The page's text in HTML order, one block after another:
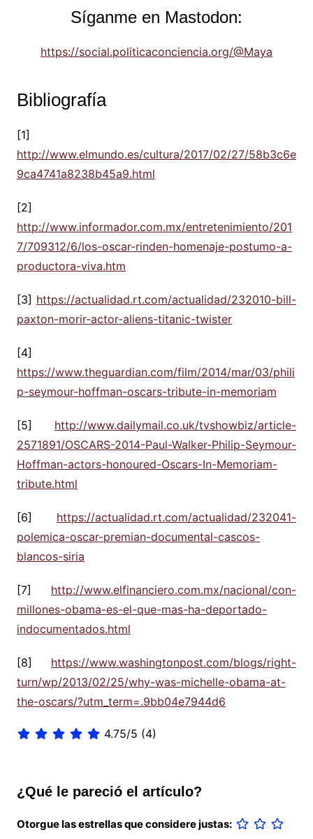
Síganme en Mastodon:
https://social.politicaconciencia.org/@Maya
Bibliografía
[1]
http://www.elmundo.es/cultura/2017/02/27/58b3c6e
9ca4741a8238b45a9.html
[2]
http://www.informador.com.mx/entretenimiento/201
7/709312/6/los-oscar-rinden-homenaje-postumo-a-
productora-viva.htm
[3] https://actualidad.rt.com/actualidad/232010-bill-
paxton-morir-actor-aliens-titanic-twister
[4]
https://www.theguardian.com/film/2014/mar/03/phili
p-seymour-hoffman-oscars-tribute-in-memoriam
[5] http://www.dailymail.co.uk/tvshowbiz/article-
2571891/OSCARS-2014-Paul-Walker-Philip-Seymour-
Hoffman-actors-honoured-Oscars-In-Memoriam-
tribute.html
[6] https://actualidad.rt.com/actualidad/232041-
polemica-oscar-premian-documental-cascos-
blancos-siria
[7] http://www.elfinanciero.com.mx/nacional/con-
millones-obama-es-el-que-mas-ha-deportado-
indocumentados.html
[8] https://www.washingtonpost.com/blogs/right-
turn/wp/2013/02/25/why-was-michelle-obama-at-
the-oscars/?utm_term=.9bb04e7944d6
4.75/5 (4)
¿Qué le pareció el artículo?
Otorgue las estrellas que considere justas: